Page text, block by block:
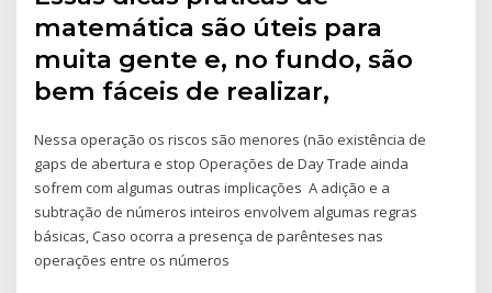
matemática são úteis para
muita gente e, no fundo, são
bem fáceis de realizar,
Nessa operação os riscos são menores (não existência de
gaps de abertura e stop Operações de Day Trade ainda
sofrem com algumas outras implicações A adição e a
subtração de números inteiros envolvem algumas regras
básicas, Caso ocorra a presença de parênteses nas
operações entre os números